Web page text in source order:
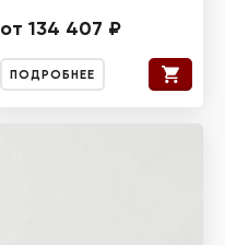
от 134 407 ₽
ПОДРОБНЕЕ